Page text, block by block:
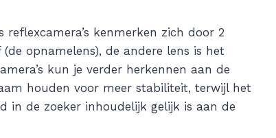
reflexcamera’s kenmerken zich door 2
opnamelens), de andere lens is het
kun je verder herkennen aan de
houden voor meer stabiliteit, terwijl het
in de zoeker inhoudelijk gelijk is aan de